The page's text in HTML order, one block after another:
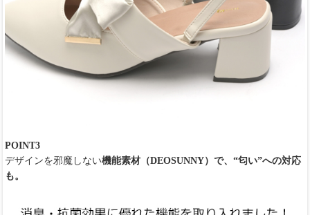
POINT3
デザインを邪魔しない機能素材（DEOSUNNY）で、“匂い”への対応
も。